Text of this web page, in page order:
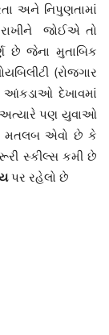
અને નિપુણતામાં
રાખીને જોઈએ તો
છે જેના મુતાબિક
(રોજગાર
દેખાવમાં
પણ યુવાઓ
મતલબ એવો છે કે
સ્કીલ્સ કમી છે
પર રહેલો છે